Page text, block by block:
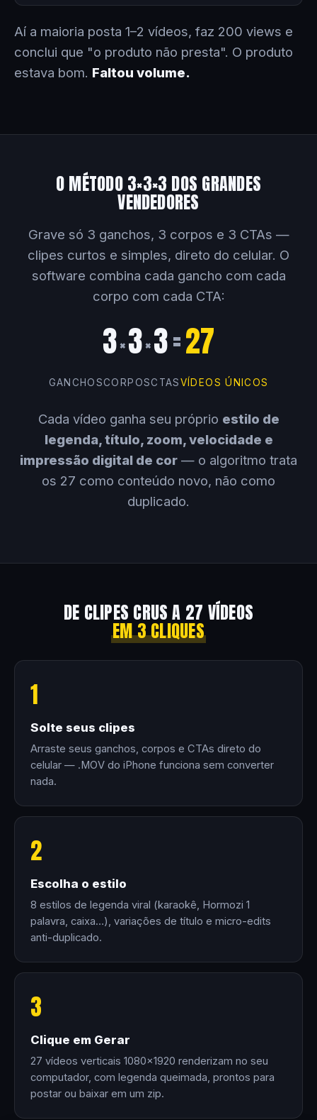
Aí a maioria posta 1–2 vídeos, faz 200 views e
conclui que "o produto não presta". O produto
estava bom. Faltou volume.
O MÉTODO 3×3×3 DOS GRANDES
VENDEDORES
Grave só 3 ganchos, 3 corpos e 3 CTAs —
clipes curtos e simples, direto do celular. O
software combina cada gancho com cada
corpo com cada CTA:
3×3×3=27
GANCHOSCORPOSCTASVÍDEOS ÚNICOS
Cada vídeo ganha seu próprio estilo de
legenda, título, zoom, velocidade e
impressão digital de cor — o algoritmo trata
os 27 como conteúdo novo, não como
duplicado.
DE CLIPES CRUS A 27 VÍDEOS
EM 3 CLIQUES
1
Solte seus clipes
Arraste seus ganchos, corpos e CTAs direto do
celular — .MOV do iPhone funciona sem converter
nada.
2
Escolha o estilo
8 estilos de legenda viral (karaokê, Hormozi 1
palavra, caixa…), variações de título e micro-edits
anti-duplicado.
3
Clique em Gerar
27 vídeos verticais 1080×1920 renderizam no seu
computador, com legenda queimada, prontos para
postar ou baixar em um zip.